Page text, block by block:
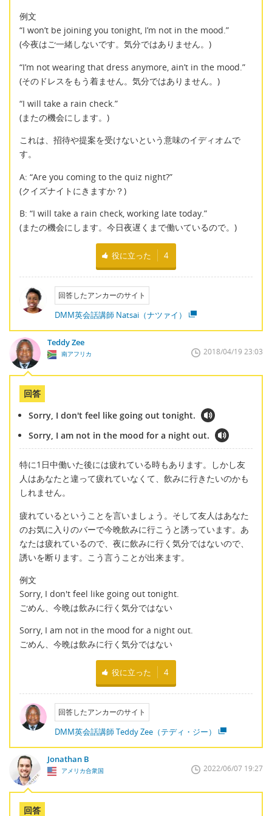
例文
“I won’t be joining you tonight, I’m not in the mood.”
(今夜はご一緒しないです。気分ではありません。)
“I’m not wearing that dress anymore, ain’t in the mood.”
(そのドレスをもう着ません。気分ではありません。)
“I will take a rain check.”
(またの機会にします。)
これは、招待や提案を受けないという意味のイディオムで
す。
A: “Are you coming to the quiz night?”
(クイズナイトにきますか？)
B: “I will take a rain check, working late today.”
(またの機会にします。今日夜遅くまで働いているので。)
役に立った 4
回答したアンカーのサイト
DMM英会話講師 Natsai（ナツァイ）
Teddy Zee
南アフリカ 2018/04/19 23:03
回答
Sorry, I don't feel like going out tonight.
Sorry, I am not in the mood for a night out.
特に1日中働いた後には疲れている時もあります。しかし友
人はあなたと違って疲れていなくて、飲みに行きたいのかも
しれません。
疲れているということを言いましょう。そして友人はあなた
のお気に入りのバーで今晩飲みに行こうと誘っています。あ
なたは疲れているので、夜に飲みに行く気分ではないので、
誘いを断ります。こう言うことが出来ます。
例文
Sorry, I don't feel like going out tonight.
ごめん、今晩は飲みに行く気分ではない
Sorry, I am not in the mood for a night out.
ごめん、今晩は飲みに行く気分ではない
役に立った 4
回答したアンカーのサイト
DMM英会話講師 Teddy Zee（テディ・ジー）
Jonathan B
アメリカ合衆国 2022/06/07 19:27
回答